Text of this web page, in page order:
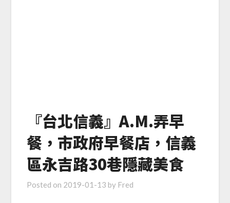
『台北信義』A.M.弄早
餐，市政府早餐店，信義
區永吉路30巷隱藏美食
Posted on 2019-01-13 by Fred